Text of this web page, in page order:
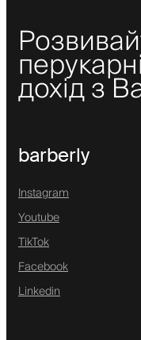
дохід з
barberly
Instagram
Youtube
TikTok
Facebook
Linkedin